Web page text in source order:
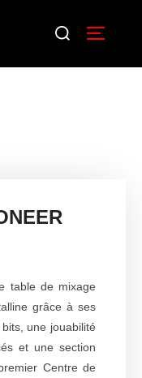
table de mixage
grâce à ses
une jouabilité
et une section
Centre de